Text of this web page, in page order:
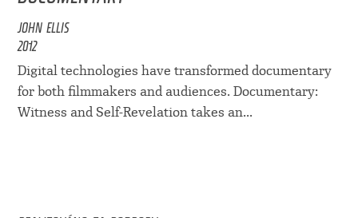
JOHN ELLIS
2012
Digital technologies have transformed documentary
for both filmmakers and audiences. Documentary:
Witness and Self-Revelation takes an...